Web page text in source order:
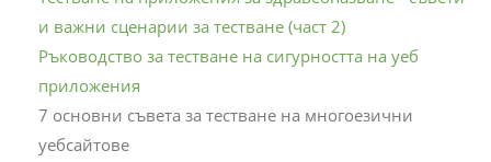
и важни сценарии за тестване (част 2)
Ръководство за тестване на сигурността на уеб
приложения
7 основни съвета за тестване на многоезични
уебсайтове